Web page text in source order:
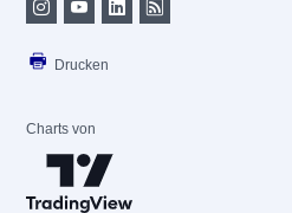
Drucken
Charts von